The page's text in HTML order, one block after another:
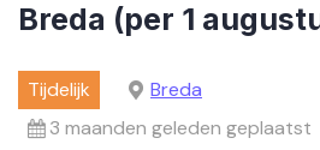
Breda (per 1
Tijdelijk
Breda
3 maanden geleden geplaatst